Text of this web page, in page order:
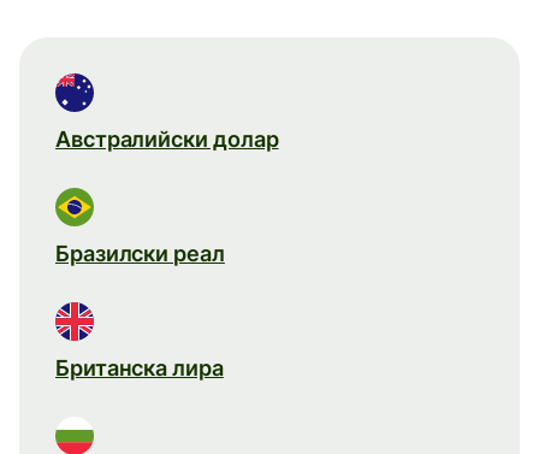
Австралийски долар
Бразилски реал
Британска лира